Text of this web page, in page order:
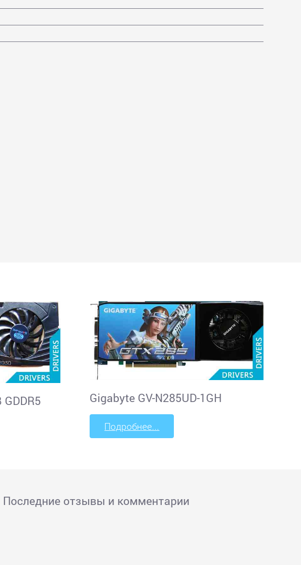
Gigabyte GV-N285UD-1GH
Подробнее...
Последние отзывы и комментарии